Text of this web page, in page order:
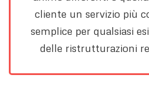
cliente un servizio più
semplice per qualsiasi
delle ristrutturazioni